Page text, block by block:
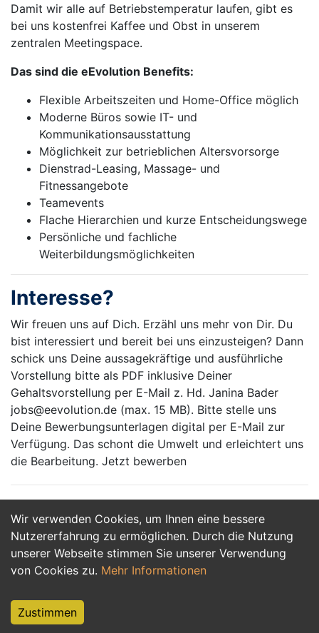
Wir verwenden Cookies, um Ihnen eine bessere
Nutzererfahrung zu ermöglichen. Durch die Nutzung
unserer Webseite stimmen Sie unserer Verwendung
von Cookies zu. Mehr Informationen
Zustimmen
Damit wir alle auf Betriebstemperatur laufen, gibt es
bei uns kostenfrei Kaffee und Obst in unserem
zentralen Meetingspace.
Das sind die eEvolution Benefits:
Flexible Arbeitszeiten und Home-Office möglich
Moderne Büros sowie IT- und
Kommunikationsausstattung
Möglichkeit zur betrieblichen Altersvorsorge
Dienstrad-Leasing, Massage- und
Fitnessangebote
Teamevents
Flache Hierarchien und kurze Entscheidungswege
Persönliche und fachliche
Weiterbildungsmöglichkeiten
Interesse?
Wir freuen uns auf Dich. Erzähl uns mehr von Dir. Du
bist interessiert und bereit bei uns einzusteigen? Dann
schick uns Deine aussagekräftige und ausführliche
Vorstellung bitte als PDF inklusive Deiner
Gehaltsvorstellung per E-Mail z. Hd. Janina Bader
jobs@eevolution.de (max. 15 MB). Bitte stelle uns
Deine Bewerbungsunterlagen digital per E-Mail zur
Verfügung. Das schont die Umwelt und erleichtert uns
die Bearbeitung. Jetzt bewerben
Jetzt Bewerben